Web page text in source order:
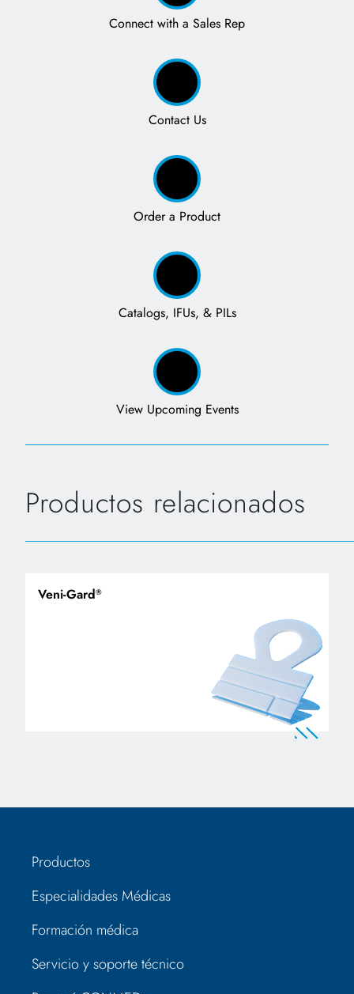
Connect with a Sales Rep
Contact Us
Order a Product
Catalogs, IFUs, & PILs
View Upcoming Events
Productos relacionados
Veni-Gard®
Productos
Especialidades Médicas
Formación médica
Servicio y soporte técnico